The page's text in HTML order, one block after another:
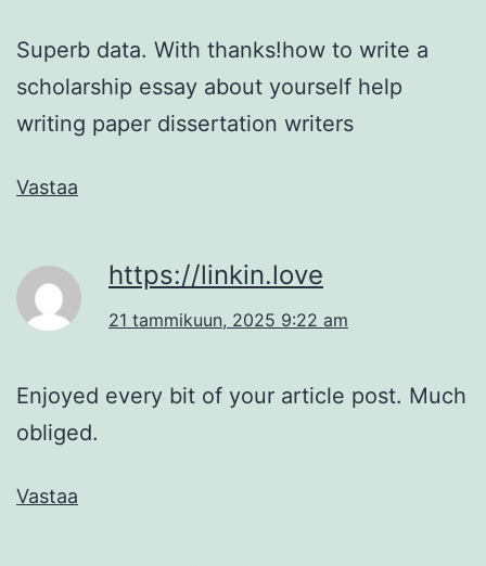
Superb data. With thanks!how to write a
scholarship essay about yourself help
writing paper dissertation writers
Vastaa
https://linkin.love
21 tammikuun, 2025 9:22 am
Enjoyed every bit of your article post. Much
obliged.
Vastaa